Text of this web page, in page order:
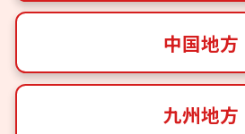
中国地方
九州地方